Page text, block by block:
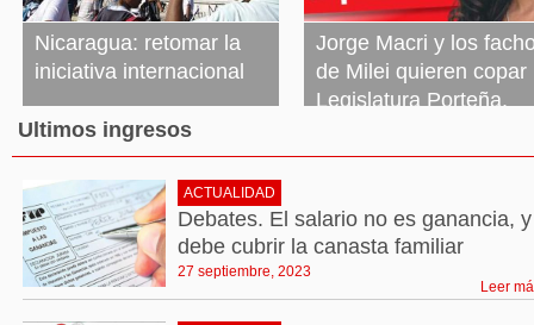
Nicaragua: retomar la
iniciativa internacional
Jorge Macri y los
de Milei quieren copar
Legislatura Porteña.
bancas de izquierda
Ultimos ingresos
ACTUALIDAD
Debates. El salario no es ganancia, y
debe cubrir la canasta familiar
27 septiembre, 2023
Leer